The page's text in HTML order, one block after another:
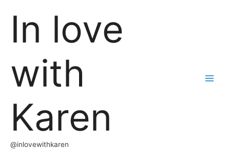
In love
with
Karen
@inlovewithkaren